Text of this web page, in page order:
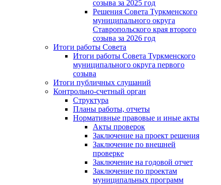
созыва за 2025 год
Решения Совета Туркменского
муниципального округа
Ставропольского края второго
созыва за 2026 год
Итоги работы Совета
Итоги работы Совета Туркменского
муниципального округа первого
созыва
Итоги публичных слушаний
Контрольно-счетный орган
Структура
Планы работы, отчеты
Нормативные правовые и иные акты
Акты проверок
Заключение на проект решения
Заключение по внешней
проверке
Заключение на годовой отчет
Заключение по проектам
муниципальных программ